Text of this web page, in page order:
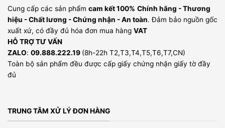
Cung cấp các sản phẩm cam kết 100% Chính hãng - Thương
hiệu - Chất lương - Chứng nhận - An toàn. Đảm bảo nguồn gốc
xuất xứ, có đầy đủ hóa đơn mua hàng VAT
HỖ TRỢ TƯ VẤN
ZALO: 09.888.222.19 (8h-22h T2,T3,T4,T5,T6,T7,CN)
Toàn bộ sản phẩm đều được cấp giấy chứng nhận giấy tờ đầy
đủ
TRUNG TÂM XỬ LÝ ĐƠN HÀNG